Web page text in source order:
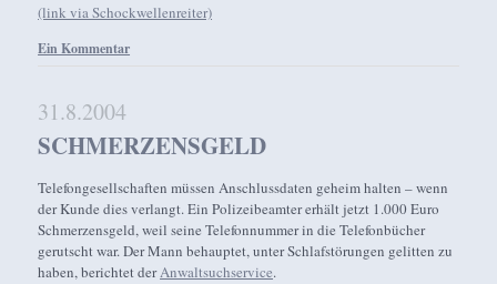
(link via Schockwellenreiter)
Ein Kommentar
31.8.2004
SCHMERZENSGELD
Telefongesellschaften müssen Anschlussdaten geheim halten – wenn
der Kunde dies verlangt. Ein Polizeibeamter erhält jetzt 1.000 Euro
Schmerzensgeld, weil seine Telefonnummer in die Telefonbücher
gerutscht war. Der Mann behauptet, unter Schlafstörungen gelitten zu
haben, berichtet derAnwaltsuchservice.